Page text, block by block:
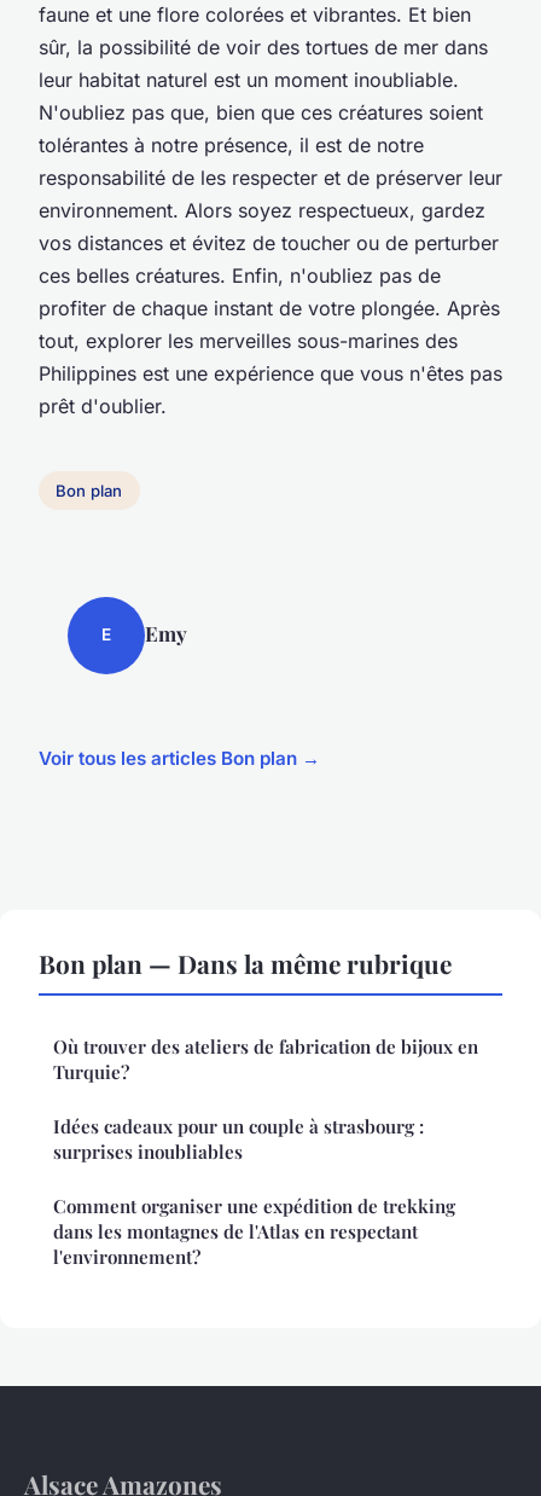
faune et une flore colorées et vibrantes. Et bien
sûr, la possibilité de voir des tortues de mer dans
leur habitat naturel est un moment inoubliable.
N'oubliez pas que, bien que ces créatures soient
tolérantes à notre présence, il est de notre
responsabilité de les respecter et de préserver leur
environnement. Alors soyez respectueux, gardez
vos distances et évitez de toucher ou de perturber
ces belles créatures. Enfin, n'oubliez pas de
profiter de chaque instant de votre plongée. Après
tout, explorer les merveilles sous-marines des
Philippines est une expérience que vous n'êtes pas
prêt d'oublier.
Bon plan
E Emy
Voir tous les articles Bon plan →
Bon plan — Dans la même rubrique
Où trouver des ateliers de fabrication de bijoux en
Turquie?
Idées cadeaux pour un couple à strasbourg :
surprises inoubliables
Comment organiser une expédition de trekking
dans les montagnes de l'Atlas en respectant
l'environnement?
Alsace Amazones